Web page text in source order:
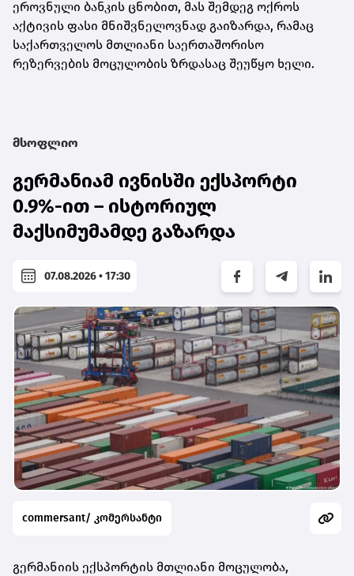
ეროვნული ბანკის ცნობით, მას შემდეგ ოქროს
აქტივის ფასი მნიშვნელოვნად გაიზარდა, რამაც
საქართველოს მთლიანი საერთაშორისო
რეზერვების მოცულობის ზრდასაც შეუწყო ხელი.
მსოფლიო
გერმანიამ ივნისში ექსპორტი
0.9%-ით – ისტორიულ
მაქსიმუმამდე გაზარდა
07.08.2026 • 17:30
commersant/ კომერსანტი
გერმანიის ექსპორტის მთლიანი მოცულობა,